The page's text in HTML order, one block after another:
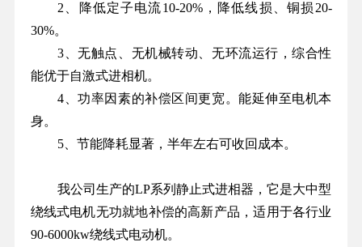
2 、降低定子电流10-20%，降低线损、铜损 20-
30%。
3 、无触点、无机械转动、无环流运行，综合性
能优于自激式进相机。
4 、功率因素的补偿区间更宽。能延伸至电机本
身。
5 、节能降耗显著，半年左右可收回成本。
我公司生产的LP系列静止式进相器，它是大中型
绕线式电机无功就地补偿的高新产品，适用于各行业
90-6000kw绕线式电动机。